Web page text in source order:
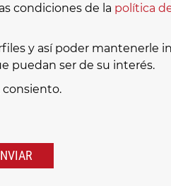
condiciones de la política
y así poder mantenerle
puedan ser de su interés.
consiento.